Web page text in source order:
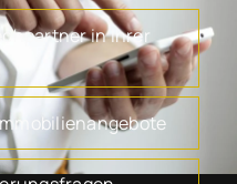
in Ihrer